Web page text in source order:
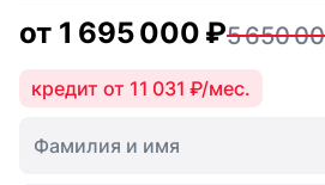
от 1 695 000 ₽5 650
кредит от 11 031 ₽/мес.